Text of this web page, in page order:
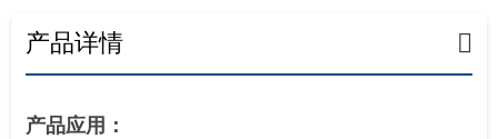
产品详情
产品应用：